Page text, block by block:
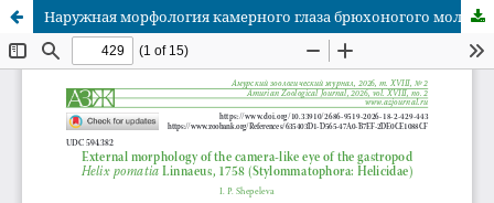
Наружная морфология камерного глаза брюхоногого моллюска Helix pomatia Linnaeus, 1758 (Stylommatophora: Helicidae)